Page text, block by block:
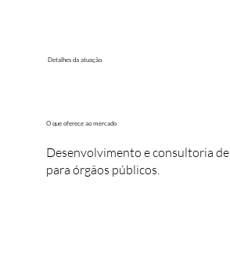
Detalhes da atuação
O que oferece ao mercado
Desenvolvimento e consultoria
para órgãos públicos.